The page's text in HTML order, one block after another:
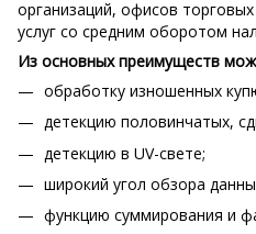
организаций, офисов
услуг со средним оборотом
Из основных преимуществ
обработку изношенных
детекцию половинчатых,
детекцию в UV-свете;
широкий угол обзора
функцию суммирования и